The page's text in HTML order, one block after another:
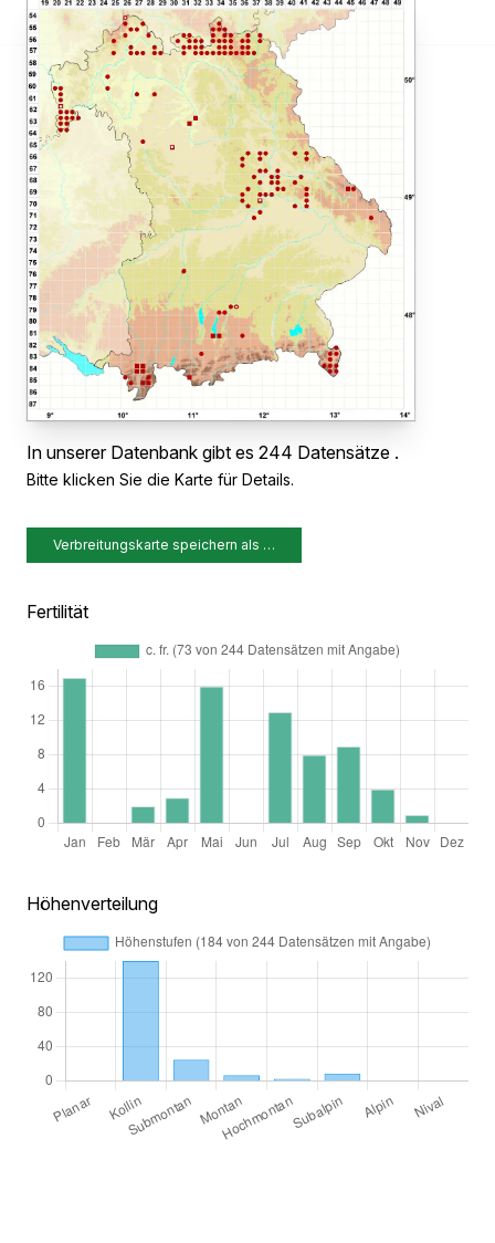
In unserer Datenbank gibt es 244 Datensätze .
Bitte klicken Sie die Karte für Details.
Verbreitungskarte speichern als …
Fertilität
Höhenverteilung